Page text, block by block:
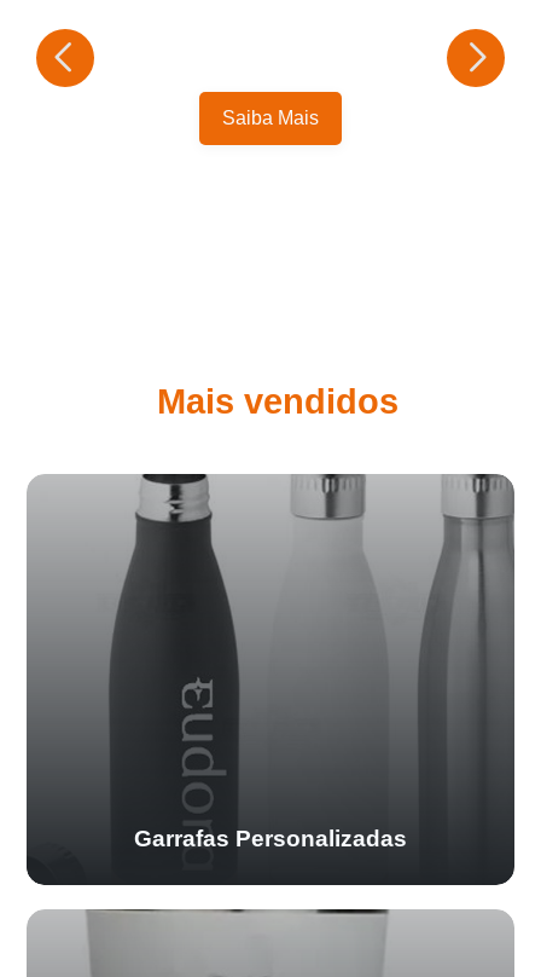
Saiba Mais
Mais vendidos
Garrafas Personalizadas